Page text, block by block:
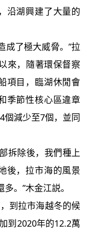
沿湖興建了大量的
了極大威脅。”拉
來，隨著環保督察
項目，臨湖休閒會
季節性核心區違章
個減少至7個，並同
除後，我們種上
後，拉市海的風景
。”木金江説。
到拉市海越冬的候
到2020年的12.2萬